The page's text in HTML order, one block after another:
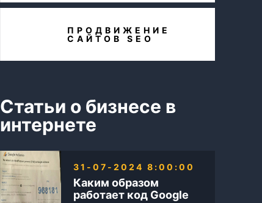
ПРОДВИЖЕНИЕ
САЙТОВ SEO
Статьи о бизнесе в
интернете
Каким образом
работает код Google
31-07-2024 8:00:00